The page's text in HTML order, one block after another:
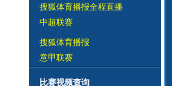
搜狐体育播报全程直播
中超联赛
搜狐体育播报
意甲联赛
比赛视频查询